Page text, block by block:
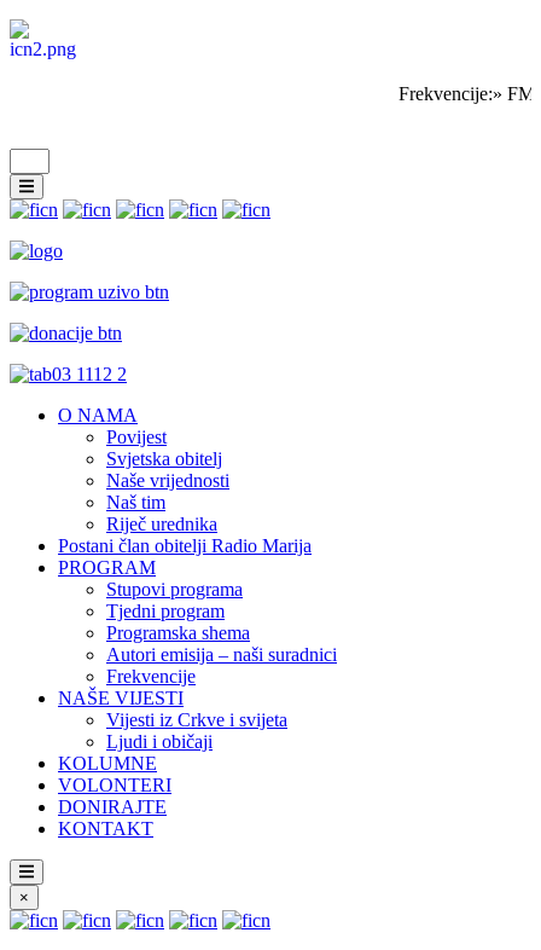
Frekvencije:»
O NAMA
Povijest
Svjetska obitelj
Naše vrijednosti
Naš tim
Riječ urednika
Postani član obitelji Radio Marija
PROGRAM
Stupovi programa
Tjedni program
Programska shema
Autori emisija – naši suradnici
Frekvencije
NAŠE VIJESTI
Vijesti iz Crkve i svijeta
Ljudi i običaji
KOLUMNE
VOLONTERI
DONIRAJTE
KONTAKT
×